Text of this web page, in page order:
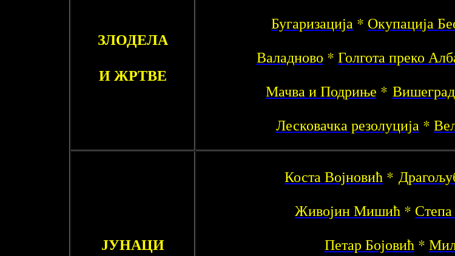
ЗЛОДЕЛА
И ЖРТВЕ
Бугаризација * Окупација
Валадново * Голгота преко
Мачва и Подриње * Вишеград
Лесковачка резолуција*
ЈУНАЦИ
Коста Војновић *
Живојин Мишић *
Петар Бојовић*